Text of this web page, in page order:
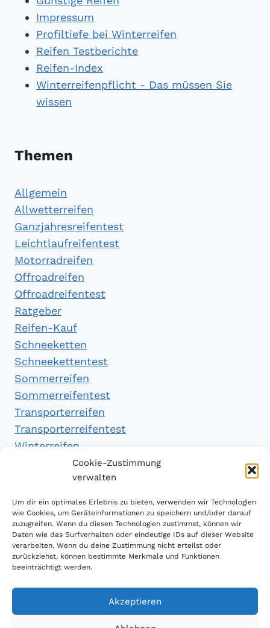
Cookie-Zustimmung
verwalten
Um dir ein optimales Erlebnis zu bieten, verwenden wir Technologien
wie Cookies, um Geräteinformationen zu speichern und/oder darauf
zuzugreifen. Wenn du diesen Technologien zustimmst, können wir
Daten wie das Surfverhalten oder eindeutige IDs auf dieser Website
verarbeiten. Wenn du deine Zustimmung nicht erteilst oder
zurückziehst, können bestimmte Merkmale und Funktionen
beeinträchtigt werden.
Akzeptieren
Impressum
Profiltiefe bei Winterreifen
Reifen Testberichte
Reifen-Index
Winterreifenpflicht - Das müssen Sie
wissen
Themen
Allgemein
Allwetterreifen
Ganzjahresreifentest
Leichtlaufreifentest
Motorradreifen
Offroadreifen
Offroadreifentest
Ratgeber
Reifen-Kauf
Schneeketten
Schneekettentest
Sommerreifen
Sommerreifentest
Transporterreifen
Transporterreifentest
Winterreifen
Winterreifentest
Empfehlungen
Handytarifvergleich
Luftsport Magazin